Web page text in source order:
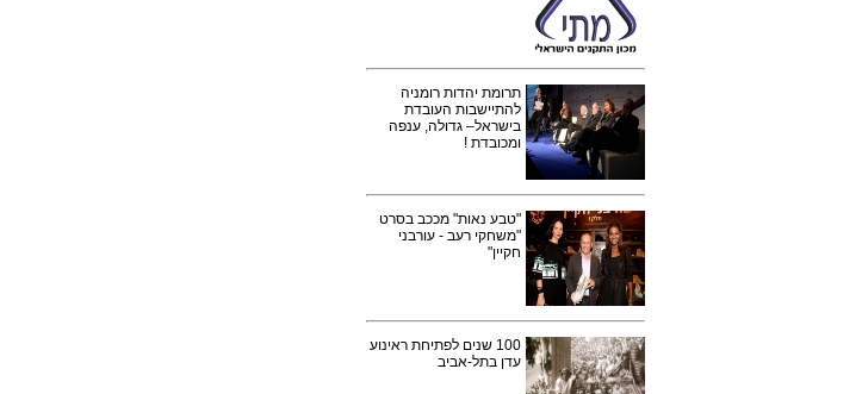
תרומת יהדות רומניה
להתיישבות העובדת
בישראל– גדולה, ענפה
ומכובדת !
"טבע נאות" מככב בסרט
"משחקי רעב - עורבני
חקיין"
100 שנים לפתיחת ראינוע
עדן בתל-אביב